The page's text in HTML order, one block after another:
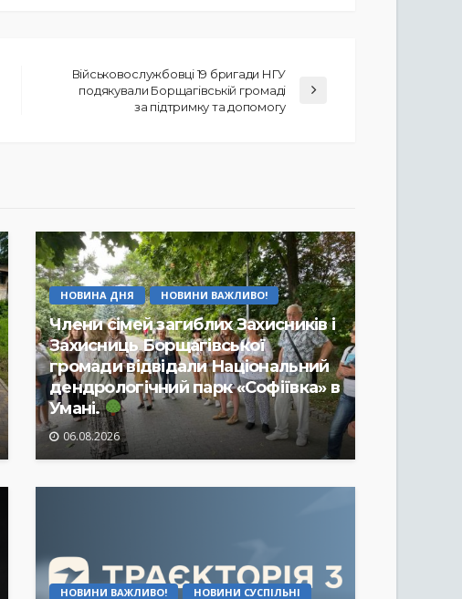
Військовослужбовці 19 бригади НГУ
подякували Борщагівській громаді
за підтримку та допомогу
НОВИНА ДНЯ НОВИНИ ВАЖЛИВО!
Члени сімей загиблих Захисників і
Захисниць Борщагівської
громади відвідали Національний
дендрологічний парк «Софіївка» в
Умані.
06.08.2026
НОВИНИ ВАЖЛИВО! НОВИНИ СУСПІЛЬНІ